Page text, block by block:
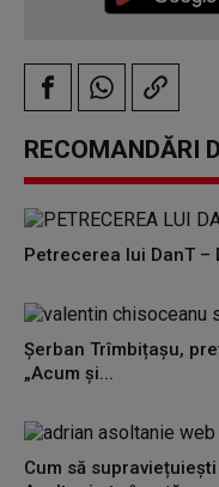
RECOMANDĂRI
Petrecerea lui DanT –
Șerban Trîmbițașu,
„Acum și...
Cum să